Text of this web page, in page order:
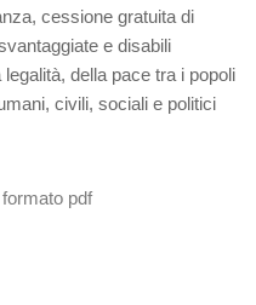
cessione gratuita di
e disabili
della pace tra i popoli
civili, sociali e politici
pdf